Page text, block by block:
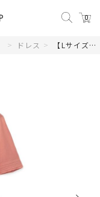
0
> ドレス > 【Lサイズ】Ｃ／Ｌｙローンワンピース